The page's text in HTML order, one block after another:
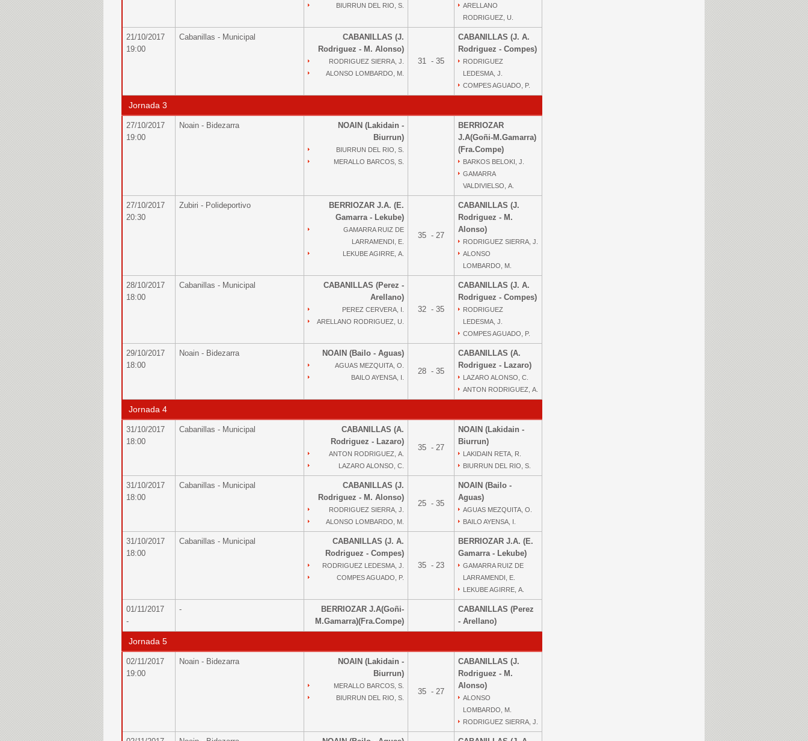
BIURRUN DEL RIO, S.
ARELLANO
RODRIGUEZ, U.
21/10/2017
19:00
Cabanillas - Municipal
CABANILLAS (J.
Rodriguez - M. Alonso)
RODRIGUEZ SIERRA, J.
ALONSO LOMBARDO, M.
31 - 35
CABANILLAS (J. A.
Rodriguez - Compes)
RODRIGUEZ
LEDESMA, J.
COMPES AGUADO, P.
Jornada 3
27/10/2017
19:00
Noain - Bidezarra
NOAIN (Lakidain -
Biurrun)
BIURRUN DEL RIO, S.
MERALLO BARCOS, S.
BERRIOZAR
J.A(Goñi-M.Gamarra)
(Fra.Compe)
BARKOS BELOKI, J.
GAMARRA
VALDIVIELSO, A.
27/10/2017
20:30
Zubiri - Polideportivo
BERRIOZAR J.A. (E.
Gamarra - Lekube)
GAMARRA RUIZ DE
LARRAMENDI, E.
LEKUBE AGIRRE, A.
35 - 27
CABANILLAS (J.
Rodriguez - M.
Alonso)
RODRIGUEZ SIERRA, J.
ALONSO
LOMBARDO, M.
28/10/2017
18:00
Cabanillas - Municipal
CABANILLAS (Perez -
Arellano)
PEREZ CERVERA, I.
ARELLANO RODRIGUEZ, U.
32 - 35
CABANILLAS (J. A.
Rodriguez - Compes)
RODRIGUEZ
LEDESMA, J.
COMPES AGUADO, P.
29/10/2017
18:00
Noain - Bidezarra NOAIN (Bailo - Aguas)
AGUAS MEZQUITA, O.
BAILO AYENSA, I.
28 - 35
CABANILLAS (A.
Rodriguez - Lazaro)
LAZARO ALONSO, C.
ANTON RODRIGUEZ, A.
Jornada 4
31/10/2017
18:00
Cabanillas - Municipal
CABANILLAS (A.
Rodriguez - Lazaro)
ANTON RODRIGUEZ, A.
LAZARO ALONSO, C.
35 - 27
NOAIN (Lakidain -
Biurrun)
LAKIDAIN RETA, R.
BIURRUN DEL RIO, S.
31/10/2017
18:00
Cabanillas - Municipal
CABANILLAS (J.
Rodriguez - M. Alonso)
RODRIGUEZ SIERRA, J.
ALONSO LOMBARDO, M.
25 - 35
NOAIN (Bailo -
Aguas)
AGUAS MEZQUITA, O.
BAILO AYENSA, I.
31/10/2017
18:00
Cabanillas - Municipal
CABANILLAS (J. A.
Rodriguez - Compes)
RODRIGUEZ LEDESMA, J.
COMPES AGUADO, P.
35 - 23
BERRIOZAR J.A. (E.
Gamarra - Lekube)
GAMARRA RUIZ DE
LARRAMENDI, E.
LEKUBE AGIRRE, A.
01/11/2017
-
-
BERRIOZAR J.A(Goñi-
M.Gamarra)(Fra.Compe)
CABANILLAS (Perez
- Arellano)
Jornada 5
02/11/2017
19:00
Noain - Bidezarra
NOAIN (Lakidain -
Biurrun)
MERALLO BARCOS, S.
BIURRUN DEL RIO, S.
35 - 27
CABANILLAS (J.
Rodriguez - M.
Alonso)
ALONSO
LOMBARDO, M.
RODRIGUEZ SIERRA, J.